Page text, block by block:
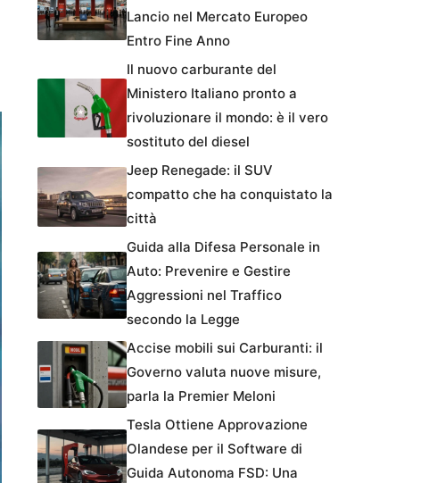
Lancio nel Mercato Europeo
Entro Fine Anno
Il nuovo carburante del
Ministero Italiano pronto a
rivoluzionare il mondo: è il vero
sostituto del diesel
Jeep Renegade: il SUV
compatto che ha conquistato la
città
Guida alla Difesa Personale in
Auto: Prevenire e Gestire
Aggressioni nel Traffico
secondo la Legge
Accise mobili sui Carburanti: il
Governo valuta nuove misure,
parla la Premier Meloni
Tesla Ottiene Approvazione
Olandese per il Software di
Guida Autonoma FSD: Una